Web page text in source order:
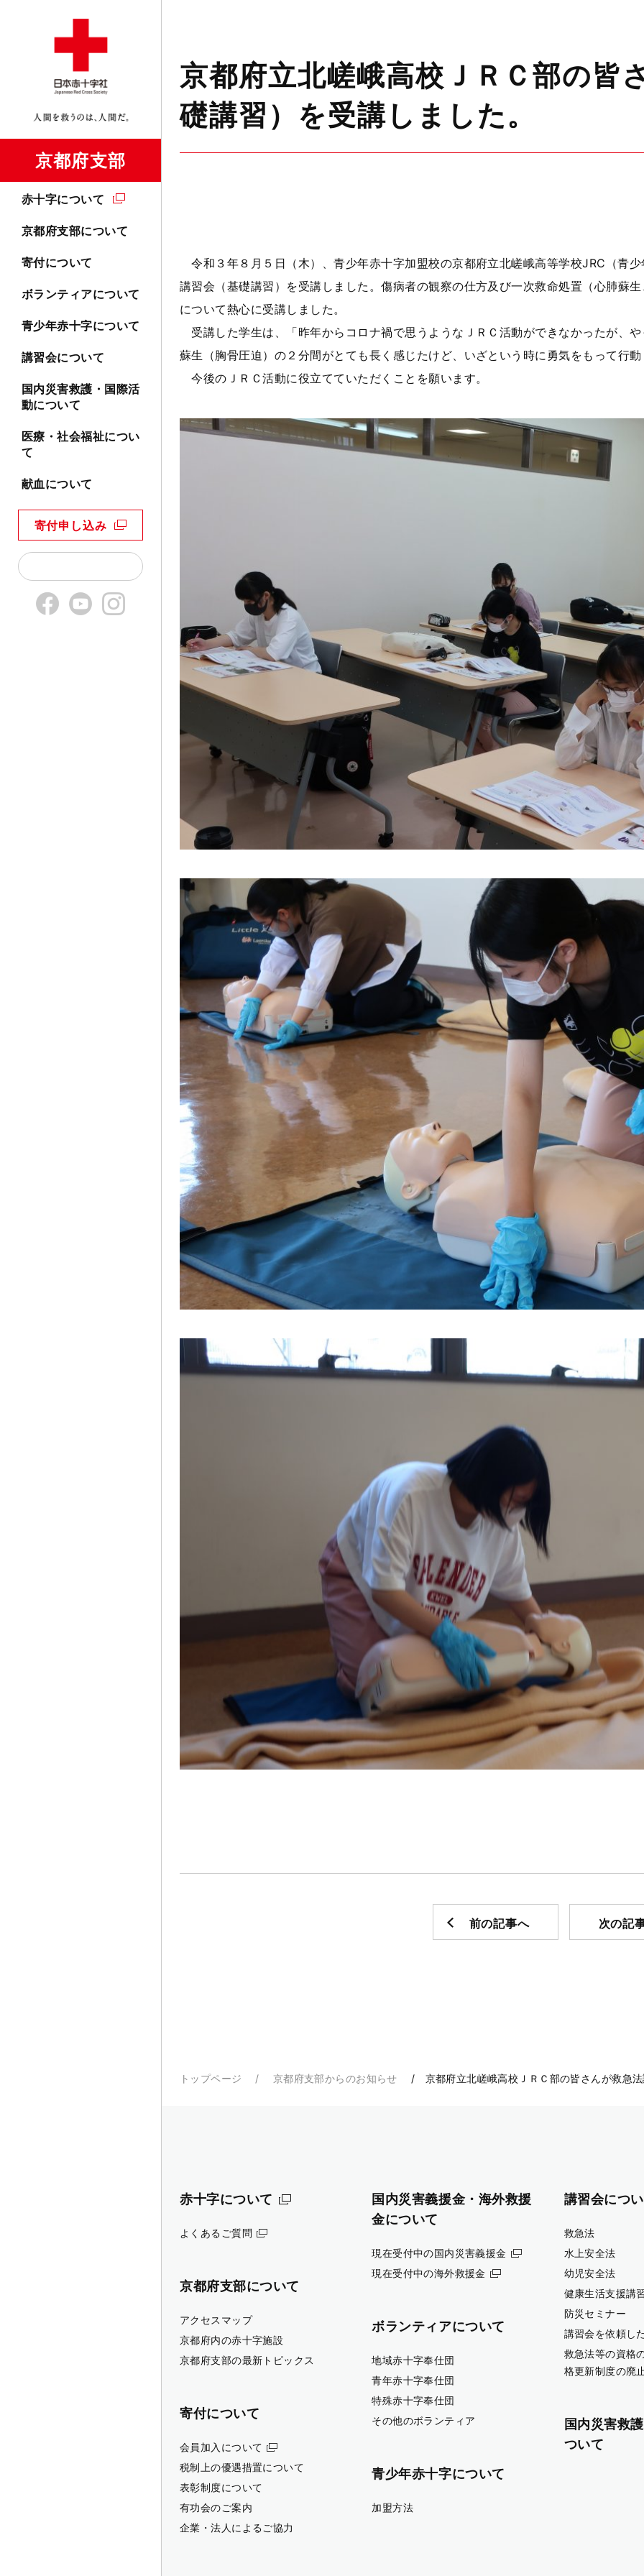
京都府支部
赤十字について
京都府支部について
寄付について
ボランティアについて
青少年赤十字について
講習会について
国内災害救護・国際活
動について
医療・社会福祉につい
て
献血について
寄付申し込み
京都府立北嵯峨高校ＪＲＣ部の皆
礎講習）を受講しました。
令和３年８月５日（木）、青少年赤十字加盟校の京都府立北嵯峨高等学校JRC（青
講習会（基礎講習）を受講しました。傷病者の観察の仕方及び一次救命処置（心肺蘇
について熱心に受講しました。
受講した学生は、「昨年からコロナ禍で思うようなＪＲＣ活動ができなかったが、
蘇生（胸骨圧迫）の２分間がとても長く感じたけど、いざという時に勇気をもって行
今後のＪＲＣ活動に役立てていただくことを願います。
前の記事へ 次の記
トップページ 京都府支部からのお知らせ 京都府立北嵯峨高校ＪＲＣ部の皆さんが救急
赤十字について
よくあるご質問
京都府支部について
アクセスマップ
京都府内の赤十字施設
京都府支部の最新トピックス
寄付について
会員加入について
税制上の優遇措置について
表彰制度について
有功会のご案内
企業・法人によるご協力
国内災害義援金・海外救援
金について
現在受付中の国内災害義援金
現在受付中の海外救援金
ボランティアについて
地域赤十字奉仕団
青年赤十字奉仕団
特殊赤十字奉仕団
その他のボランティア
青少年赤十字について
加盟方法
講習会につ
救急法
水上安全法
幼児安全法
健康生活支援講
防災セミナー
講習会を依頼し
救急法等の資格
格更新制度の廃
国内災害救
ついて